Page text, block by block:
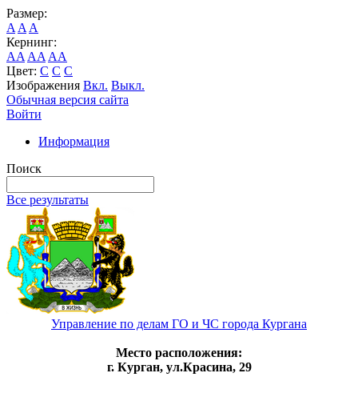
Размер:
A A A
Кернинг:
AA AA AA
Цвет: C C C
Изображения Вкл. Выкл.
Обычная версия сайта
Войти
Информация
Поиск
Все результаты
Управление по делам ГО и ЧС города Кургана
Место расположения:
г. Курган, ул.Красина, 29